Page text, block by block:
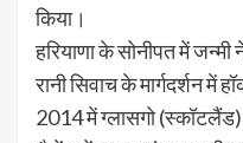
किया।
हरियाणा के सोनीपत में जन्मी
रानी सिवाच के मार्गदर्शन में
2014 में ग्लासगो